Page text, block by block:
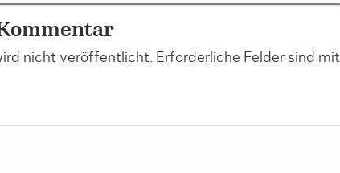
nicht veröffentlicht. Erforderliche Felder sind mit